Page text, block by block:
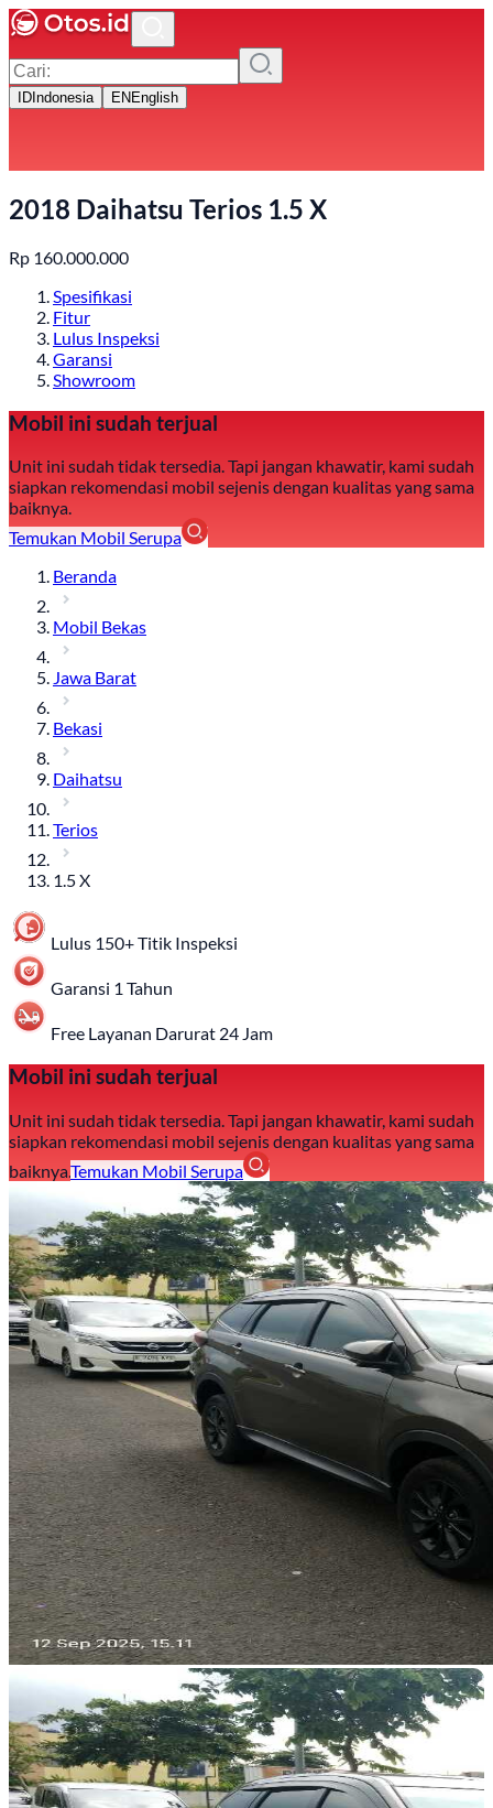
ID Indonesia EN English
2018 Daihatsu Terios 1.5 X
Rp 160.000.000
Spesifikasi
Fitur
Lulus Inspeksi
Garansi
Showroom
Mobil ini sudah terjual
Unit ini sudah tidak tersedia. Tapi jangan khawatir, kami sudah
siapkan rekomendasi mobil sejenis dengan kualitas yang sama
baiknya.
Temukan Mobil Serupa
Beranda
Mobil Bekas
Jawa Barat
Bekasi
Daihatsu
Terios
1.5 X
Lulus 150+ Titik Inspeksi
Garansi 1 Tahun
Free Layanan Darurat 24 Jam
Mobil ini sudah terjual
Unit ini sudah tidak tersedia. Tapi jangan khawatir, kami sudah
siapkan rekomendasi mobil sejenis dengan kualitas yang sama
baiknya.Temukan Mobil Serupa